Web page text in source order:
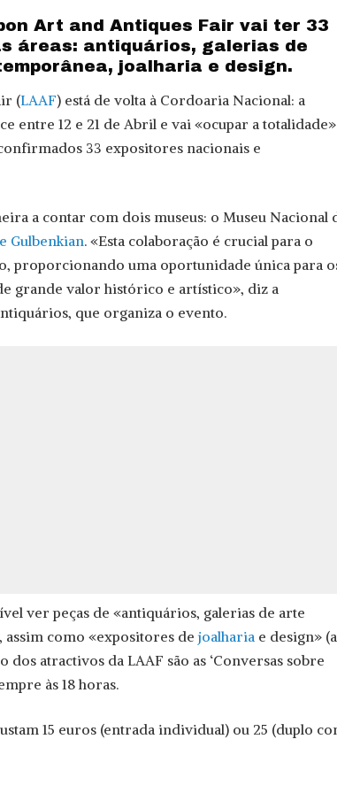
Art and Antiques Fair vai ter 33
áreas: antiquários, galerias de
joalharia e design.
(LAAF) está de volta à Cordoaria Nacional: a
entre 12 e 21 de Abril e vai «ocupar a totalidade»
33 expositores nacionais e
a contar com dois museus: o Museu Nacional
Gulbenkian. «Esta colaboração é crucial para o
proporcionando uma oportunidade única para
grande valor histórico e artístico», diz a
que organiza o evento.
ver peças de «antiquários, galerias de arte
como «expositores dejoalharia e design» (a
dos atractivos da LAAF são as ‘Conversas sobre
às 18 horas.
15 euros (entrada individual) ou 25 (duplo